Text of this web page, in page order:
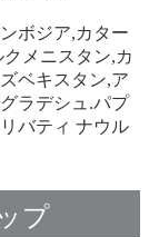
ボジア,カター
メニスタン,カ
ベキスタン,ア
ラデシュ.パプ
バティ ナウル
プ